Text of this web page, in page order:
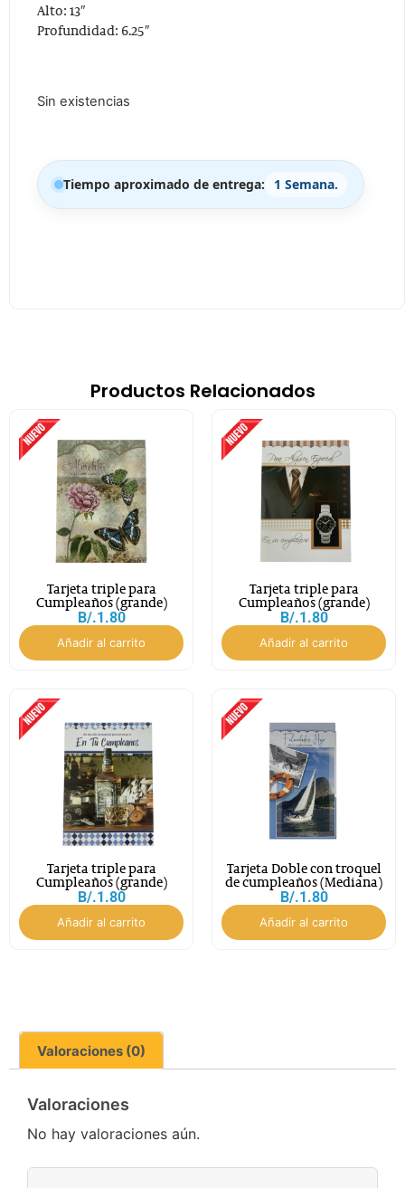
Alto: 13″
Profundidad: 6.25″
Sin existencias
Tiempo aproximado de entrega: 1 Semana.
Productos Relacionados
Tarjeta triple para
Cumpleaños (grande)
B/.1.80
Añadir al carrito
Tarjeta triple para
Cumpleaños (grande)
B/.1.80
Añadir al carrito
Tarjeta triple para
Cumpleaños (grande)
B/.1.80
Añadir al carrito
Tarjeta Doble con troquel
de cumpleaños (Mediana)
B/.1.80
Añadir al carrito
Valoraciones (0)
Valoraciones
No hay valoraciones aún.